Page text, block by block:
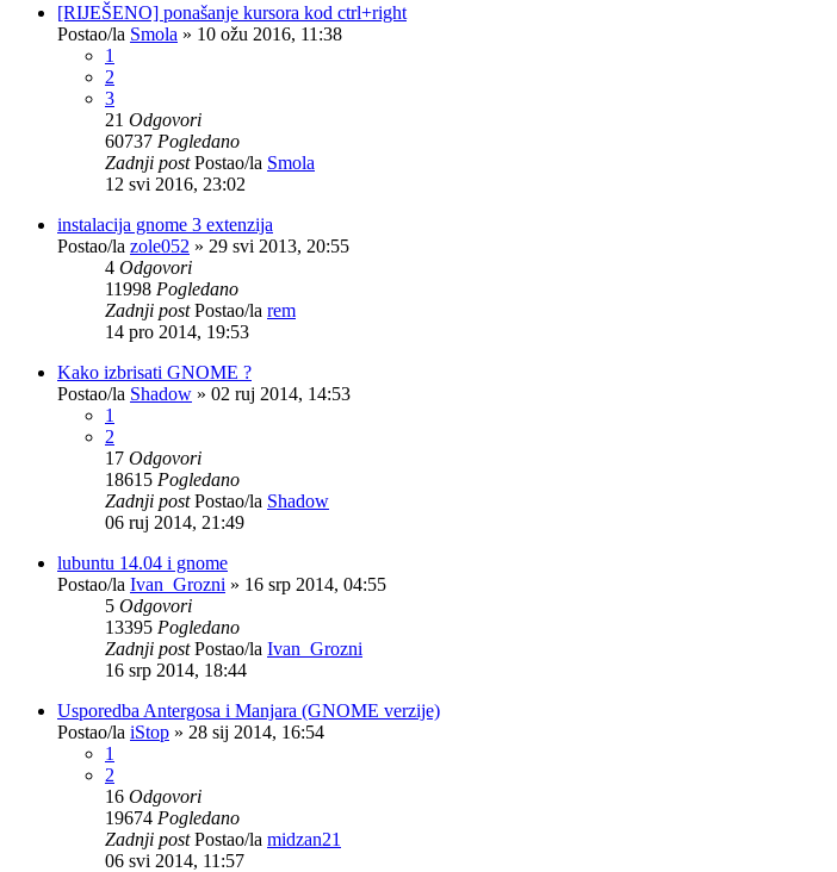
[RIJEŠENO] ponašanje kursora kod ctrl+right
Postao/la Smola » 10 ožu 2016, 11:38
1
2
3
21 Odgovori
60737 Pogledano
Zadnji postPostao/la Smola
12 svi 2016, 23:02
instalacija gnome 3 extenzija
Postao/la zole052 » 29 svi 2013, 20:55
4 Odgovori
11998 Pogledano
Zadnji postPostao/la rem
14 pro 2014, 19:53
Kako izbrisati GNOME ?
Postao/la Shadow » 02 ruj 2014, 14:53
1
2
17 Odgovori
18615 Pogledano
Zadnji postPostao/la Shadow
06 ruj 2014, 21:49
lubuntu 14.04 i gnome
Postao/la Ivan_Grozni » 16 srp 2014, 04:55
5 Odgovori
13395 Pogledano
Zadnji postPostao/la Ivan_Grozni
16 srp 2014, 18:44
Usporedba Antergosa i Manjara (GNOME verzije)
Postao/la iStop » 28 sij 2014, 16:54
1
2
16 Odgovori
19674 Pogledano
Zadnji postPostao/la midzan21
06 svi 2014, 11:57